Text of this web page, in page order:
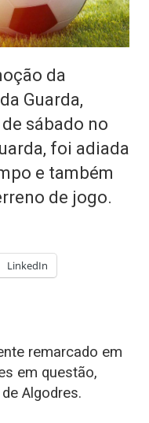
da
Guarda,
sábado no
foi adiada
e também
de jogo.
LinkedIn
remarcado em
em questão,
Algodres.